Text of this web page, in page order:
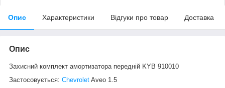
Опис Характеристики Відгуки про товар Доставка
Опис
Захисний комплект амортизатора передній KYB 910010
Застосовується: Chevrolet Aveo 1.5